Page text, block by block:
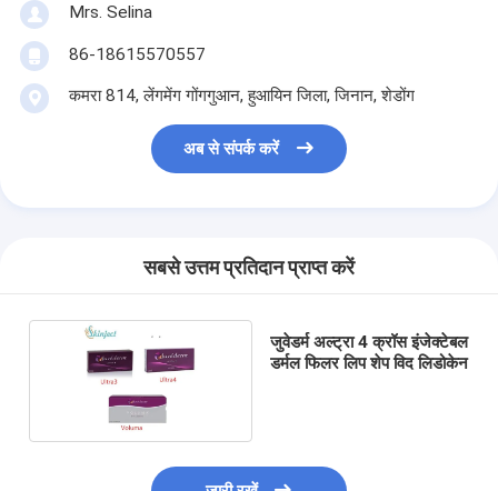
Mrs. Selina
86-18615570557
कमरा 814, लेंगमेंग गोंगगुआन, हुआयिन जिला, जिनान, शेडोंग
अब से संपर्क करें
सबसे उत्तम प्रतिदान प्राप्त करें
जुवेडर्म अल्ट्रा 4 क्रॉस इंजेक्टेबल
डर्मल फिलर लिप शेप विद लिडोकेन